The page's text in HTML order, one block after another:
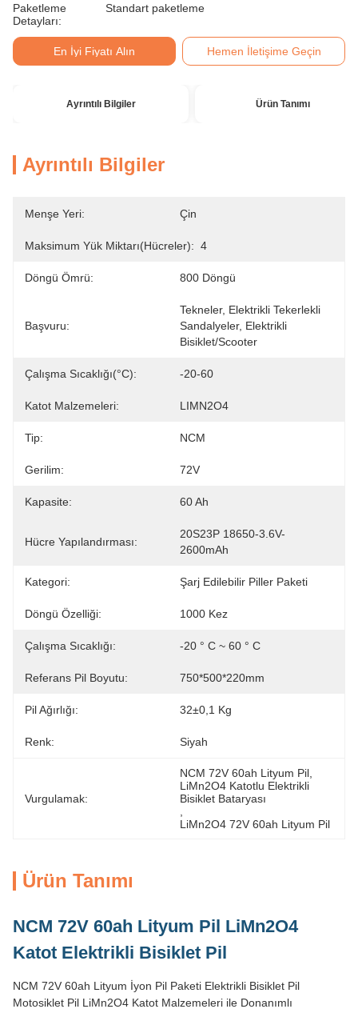
Paketleme
Detayları:
Standart paketleme
En İyi Fiyatı Alın Hemen İletişime Geçin
Ayrıntılı Bilgiler Ürün Tanımı
Ayrıntılı Bilgiler
Menşe Yeri: Çin
Maksimum Yük Miktarı(hücreler): 4
Döngü Ömrü: 800 Döngü
Başvuru:
Tekneler, Elektrikli Tekerlekli
Sandalyeler, Elektrikli
Bisiklet/Scooter
Çalışma Sıcaklığı(°C): -20-60
Katot Malzemeleri: LIMN2O4
Tip: NCM
Gerilim: 72V
Kapasite: 60 Ah
Hücre Yapılandırması:
20S23P 18650-3.6V-
2600mAh
Kategori: Şarj Edilebilir Piller Paketi
Döngü Özelliği: 1000 Kez
Çalışma Sıcaklığı: -20 ° C ~ 60 ° C
Referans Pil Boyutu: 750*500*220mm
Pil Ağırlığı: 32±0,1 Kg
Renk: Siyah
Vurgulamak:
NCM 72V 60ah Lityum Pil
LiMn2O4 Katotlu Elektrikli
Bisiklet Bataryası
LiMn2O4 72V 60ah Lityum Pil
Ürün Tanımı
NCM 72V 60ah Lityum Pil LiMn2O4
Katot Elektrikli Bisiklet Pil
NCM 72V 60ah Lityum İyon Pil Paketi Elektrikli Bisiklet Pil
Motosiklet Pil LiMn2O4 Katot Malzemeleri ile Donanımlı